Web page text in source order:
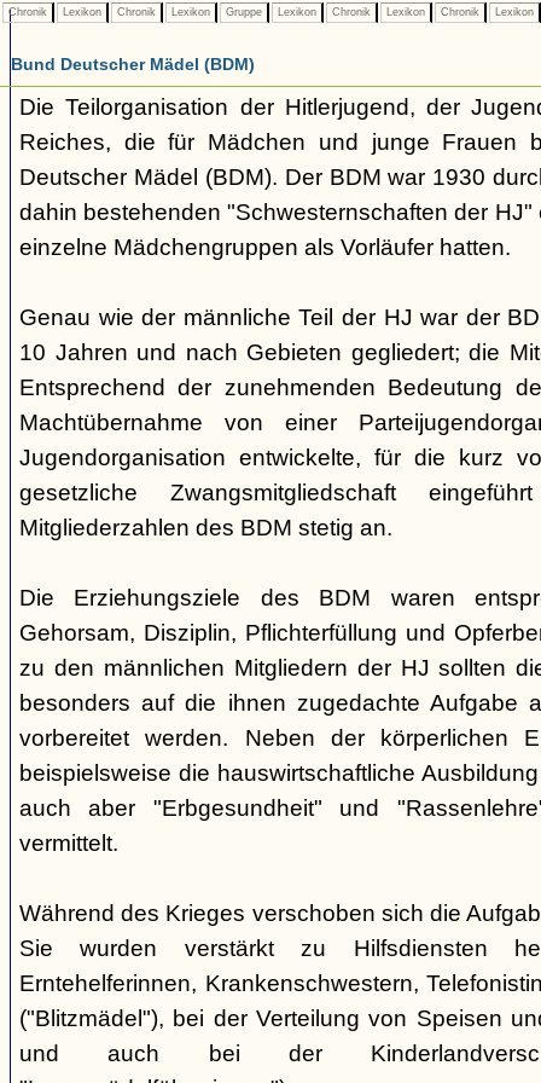
Chronik Lexikon Chronik Lexikon Gruppe Lexikon Chronik Lexikon Chronik Lexikon
Bund Deutscher Mädel (BDM)
Die Teilorganisation der Hitlerjugend, der
Reiches, die für Mädchen und junge Frauen
Deutscher Mädel (BDM). Der BDM war 1930
dahin bestehenden "Schwesternschaften der
einzelne Mädchengruppen als Vorläufer hatten.
Genau wie der männliche Teil der HJ war der
10 Jahren und nach Gebieten gegliedert; die
Entsprechend der zunehmenden Bedeutung
Machtübernahme von einer
Jugendorganisation entwickelte, für die kurz
gesetzliche Zwangsmitgliedschaft
Mitgliederzahlen des BDM stetig an.
Die Erziehungsziele des BDM waren
Gehorsam, Disziplin, Pflichterfüllung und
zu den männlichen Mitgliedern der HJ sollten
besonders auf die ihnen zugedachte Aufgabe
vorbereitet werden. Neben der körperlichen
beispielsweise die hauswirtschaftliche
auch aber "Erbgesundheit" und
vermittelt.
Während des Krieges verschoben sich die
Sie wurden verstärkt zu Hilfsdiensten
Erntehelferinnen, Krankenschwestern,
("Blitzmädel"), bei der Verteilung von Speisen
und auch bei der